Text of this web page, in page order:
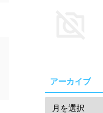
アーカイブ